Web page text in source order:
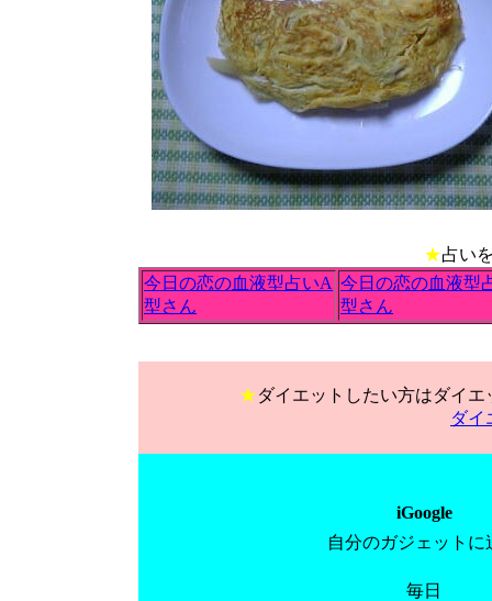
★占い
今日の恋の血液型占いA
型さん
今日の恋の血液型
型さん
★ダイエットしたい方はダイ
ダイ
iGoogle
自分のガジェットに
毎日